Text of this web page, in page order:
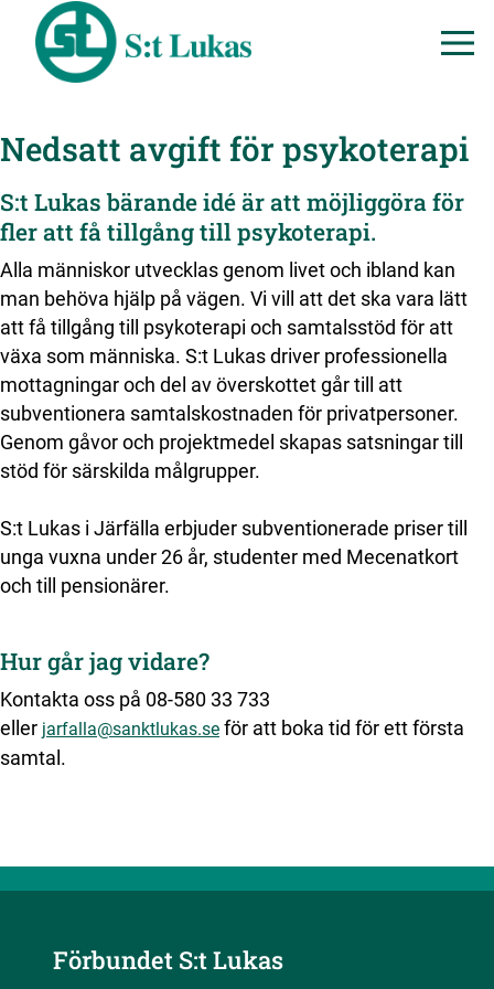
Nedsatt avgift för psykoterapi
S:t Lukas bärande idé är att möjliggöra för
fler att få tillgång till psykoterapi.
Alla människor utvecklas genom livet och ibland kan
man behöva hjälp på vägen. Vi vill att det ska vara lätt
att få tillgång till psykoterapi och samtalsstöd för att
växa som människa. S:t Lukas driver professionella
mottagningar och del av överskottet går till att
subventionera samtalskostnaden för privatpersoner.
Genom gåvor och projektmedel skapas satsningar till
stöd för särskilda målgrupper.
S:t Lukas i Järfälla erbjuder subventionerade priser till
unga vuxna under 26 år, studenter med Mecenatkort
och till pensionärer.
Hur går jag vidare?
Kontakta oss på 08-580 33 733
eller jarfalla@sanktlukas.se för att boka tid för ett första
samtal.
Förbundet S:t Lukas